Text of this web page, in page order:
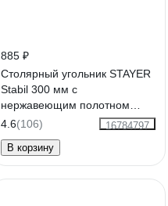
885 ₽
Столярный угольник STAYER
Stabil 300 мм с
нержавеющим полотном
3431-30_z02
4.6(106)
16784797
В корзину